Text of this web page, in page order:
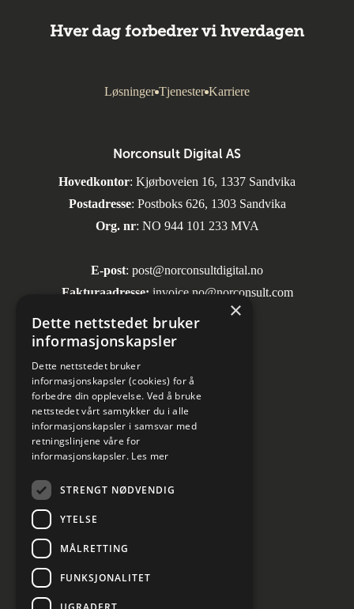
Hver dag forbedrer vi hverdagen
Løsninger Tjenester Karriere
Sosiale medier
Informasjon om personvern
Norconsult Digital AS
Hovedkontor: Kjørboveien 16, 1337 Sandvika
Postadresse: Postboks 626, 1303 Sandvika
Org. nr: NO 944 101 233 MVA
E-post: post@norconsultdigital.no
Fakturaadresse: invoice.no@norconsult.com
×
Dette nettstedet bruker
informasjonskapsler
Dette nettstedet bruker
informasjonskapsler (cookies) for å
forbedre din opplevelse. Ved å bruke
nettstedet vårt samtykker du i alle
informasjonskapsler i samsvar med
retningslinjene våre for
informasjonskapsler. Les mer
STRENGT NØDVENDIG
YTELSE
MÅLRETTING
FUNKSJONALITET